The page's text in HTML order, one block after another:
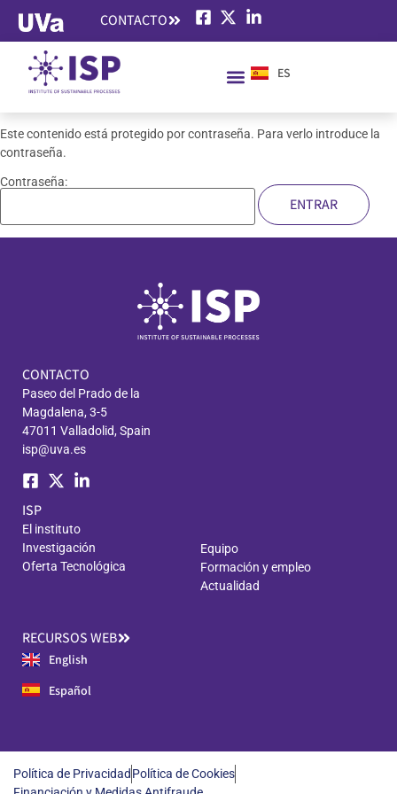
CONTACTO
ES
EN
Este contenido está protegido por contraseña. Para verlo introduce la
contraseña.
Contraseña:
CONTACTO
Paseo del Prado de la
Magdalena, 3-5
47011 Valladolid, Spain
isp@uva.es
ISP
El instituto
Investigación
Oferta Tecnológica
Equipo
Formación y empleo
Actualidad
RECURSOS WEB
English
Español
Política de PrivacidadPolítica de Cookies